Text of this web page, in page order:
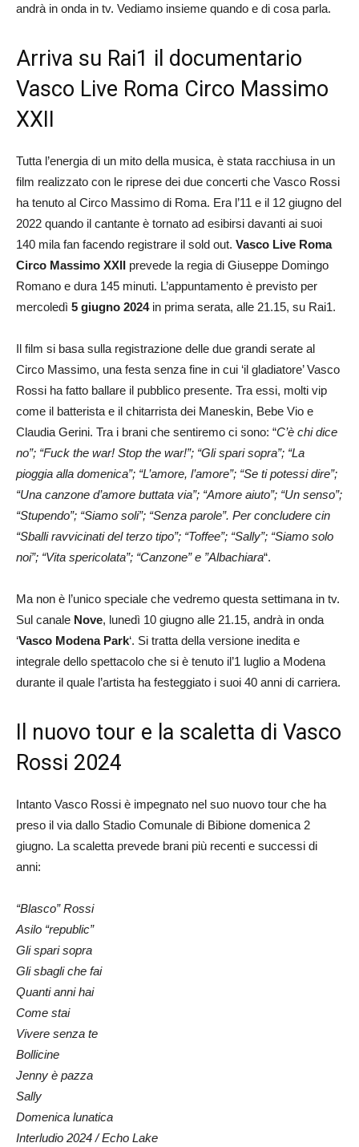
andrà in onda in tv. Vediamo insieme quando e di cosa parla.
Arriva su Rai1 il documentario
Vasco Live Roma Circo Massimo
XXII
Tutta l’energia di un mito della musica, è stata racchiusa in un
film realizzato con le riprese dei due concerti che Vasco Rossi
ha tenuto al Circo Massimo di Roma. Era l’11 e il 12 giugno del
2022 quando il cantante è tornato ad esibirsi davanti ai suoi
140 mila fan facendo registrare il sold out. Vasco Live Roma
Circo Massimo XXII prevede la regia di Giuseppe Domingo
Romano e dura 145 minuti. L’appuntamento è previsto per
mercoledì 5 giugno 2024in prima serata, alle 21.15, su Rai1.
Il film si basa sulla registrazione delle due grandi serate al
Circo Massimo, una festa senza fine in cui ‘il gladiatore’ Vasco
Rossi ha fatto ballare il pubblico presente. Tra essi, molti vip
come il batterista e il chitarrista dei Maneskin, Bebe Vio e
Claudia Gerini. Tra i brani che sentiremo ci sono: “C’è chi dice
no”; “Fuck the war! Stop the war!”; “Gli spari sopra”; “La
pioggia alla domenica”; “L’amore, l’amore”; “Se ti potessi dire”;
“Una canzone d’amore buttata via”; “Amore aiuto”; “Un senso”;
“Stupendo”; “Siamo soli”; “Senza parole”. Per concludere cin
“Sballi ravvicinati del terzo tipo”; “Toffee”; “Sally”; “Siamo solo
noi”; “Vita spericolata”; “Canzone” e ”Albachiara“.
Ma non è l’unico speciale che vedremo questa settimana in tv.
Sul canale Nove, lunedì 10 giugno alle 21.15, andrà in onda
‘Vasco Modena Park‘. Si tratta della versione inedita e
integrale dello spettacolo che si è tenuto il’1 luglio a Modena
durante il quale l’artista ha festeggiato i suoi 40 anni di carriera.
Il nuovo tour e la scaletta di Vasco
Rossi 2024
Intanto Vasco Rossi è impegnato nel suo nuovo tour che ha
preso il via dallo Stadio Comunale di Bibione domenica 2
giugno. La scaletta prevede brani più recenti e successi di
anni:
“Blasco” Rossi
Asilo “republic”
Gli spari sopra
Gli sbagli che fai
Quanti anni hai
Come stai
Vivere senza te
Bollicine
Jenny è pazza
Sally
Domenica lunatica
Interludio 2024 / Echo Lake